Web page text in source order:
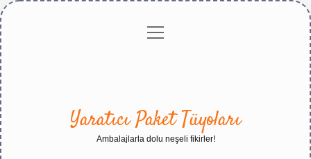
Gizlilikmenüyü
Yaratıcı Paket Tüyoları
Ambalajlarla dolu neşeli fikirler!